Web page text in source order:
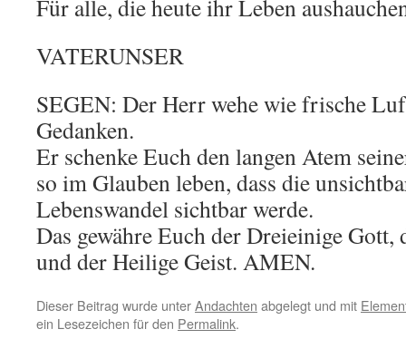
Für alle, die heute ihr Leben
VATERUNSER
SEGEN: Der Herr wehe wie frische
Gedanken.
Er schenke Euch den langen Atem
so im Glauben leben, dass die
Lebenswandel sichtbar werde.
Das gewähre Euch der Dreieinige Gott,
und der Heilige Geist. AMEN.
Dieser Beitrag wurde unterAndachten abgelegt und mit
ein Lesezeichen für den Permalink.